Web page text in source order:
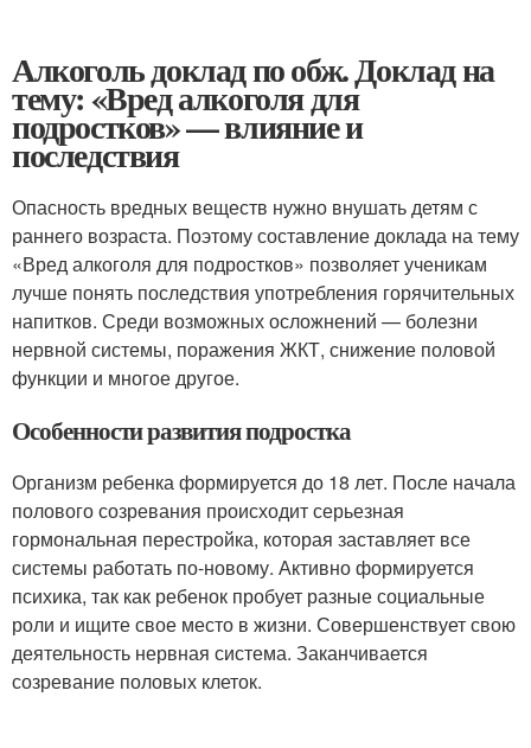
Алкоголь доклад по обж. Доклад на
тему: «Вред алкоголя для
подростков» — влияние и
последствия
Опасность вредных веществ нужно внушать детям с
раннего возраста. Поэтому составление доклада на тему
«Вред алкоголя для подростков» позволяет ученикам
лучше понять последствия употребления горячительных
напитков. Среди возможных осложнений — болезни
нервной системы, поражения ЖКТ, снижение половой
функции и многое другое.
Особенности развития подростка
Организм ребенка формируется до 18 лет. После начала
полового созревания происходит серьезная
гормональная перестройка, которая заставляет все
системы работать по-новому. Активно формируется
психика, так как ребенок пробует разные социальные
роли и ищите свое место в жизни. Совершенствует свою
деятельность нервная система. Заканчивается
созревание половых клеток.